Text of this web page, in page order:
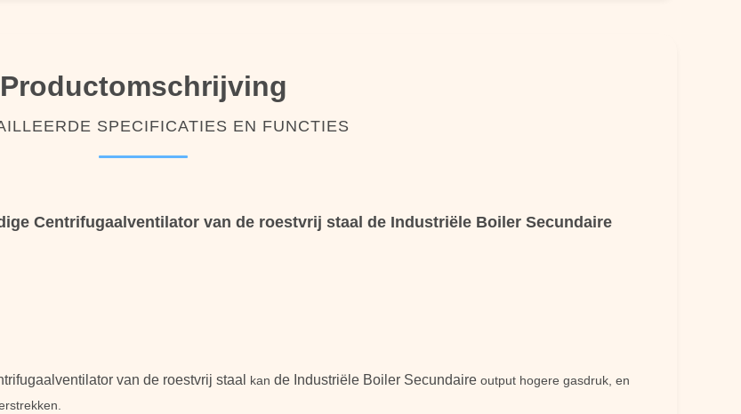
Productomschrijving
SPECIFICATIES EN FUNCTIES
Centrifugaalventilator van de roestvrij staal de Industriële Boiler Secundaire
van de roestvrij staal kan de Industriële Boiler Secundaire output hogere gasdruk, en